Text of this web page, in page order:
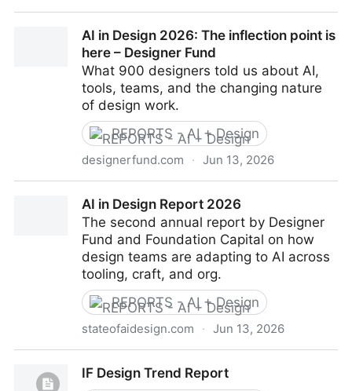
AI in Design 2026: The inflection point is
here – Designer Fund
What 900 designers told us about AI,
tools, teams, and the changing nature
of design work.
REPORTS - AI + Design
designerfund.com · Jun 13, 2026
Designer FundAI in Design Report 2026
The second annual report by Designer
Fund and Foundation Capital on how
design teams are adapting to AI across
tooling, craft, and org.
REPORTS - AI + Design
stateofaidesign.com · Jun 13, 2026
IF Design Trend Report